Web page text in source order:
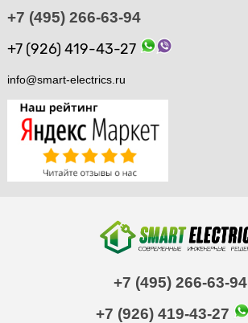
+7 (495) 266-63-94
+7 (926) 419-43-27
info@smart-electrics.ru
+7 (495) 266-63-94
+7 (926) 419-43-27